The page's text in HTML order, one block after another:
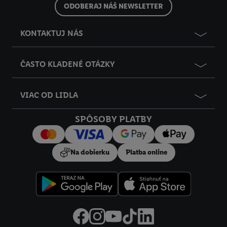
ODOBERAJ NÁŠ NEWSLETTER
KONTAKTUJ NÁS
ČASTO KLADENÉ OTÁZKY
VIAC OD LIDLA
SPÔSOBY PLATBY
Na dobierku Platba online
do budúcnosti nájdete v našichzásadách ochrany osobných
Imprint nájdete tu.